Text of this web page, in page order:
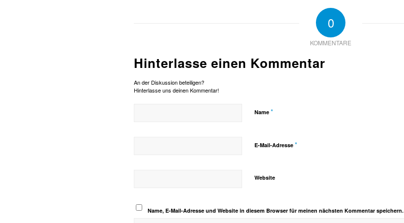
0
KOMMENTARE
Hinterlasse einen Kommentar
An der Diskussion beteiligen?
Hinterlasse uns deinen Kommentar!
Name *
E-Mail-Adresse *
Website
Name, E-Mail-Adresse und Website in diesem Browser für meinen nächsten Kommentar speichern.